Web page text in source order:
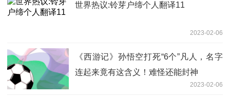
世界热议:铃芽户缔个人翻译11
2023-02-06
《西游记》孙悟空打死“6个”凡人，名字
连起来竟有这含义！难怪还能封神
2023-02-06